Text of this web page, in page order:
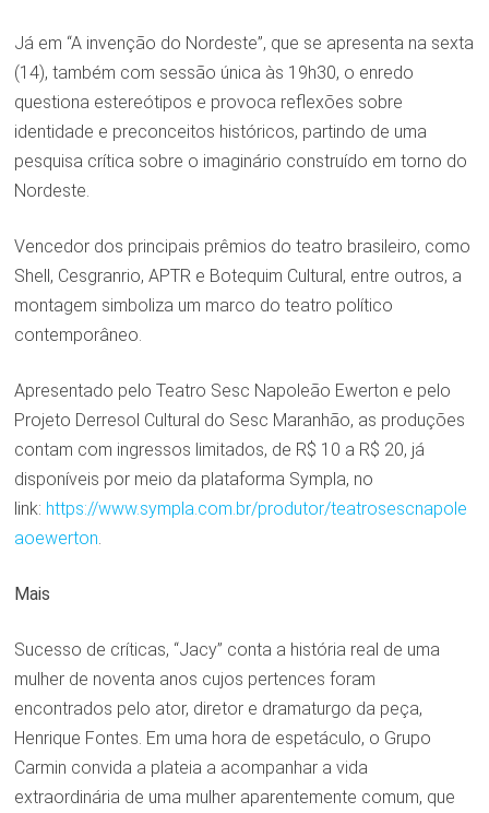
Já em “A invenção do Nordeste”, que se apresenta na sexta
(14), também com sessão única às 19h30, o enredo
questiona estereótipos e provoca reflexões sobre
identidade e preconceitos históricos, partindo de uma
pesquisa crítica sobre o imaginário construído em torno do
Nordeste.
Vencedor dos principais prêmios do teatro brasileiro, como
Shell, Cesgranrio, APTR e Botequim Cultural, entre outros, a
montagem simboliza um marco do teatro político
contemporâneo.
Apresentado pelo Teatro Sesc Napoleão Ewerton e pelo
Projeto Derresol Cultural do Sesc Maranhão, as produções
contam com ingressos limitados, de R$ 10 a R$ 20, já
disponíveis por meio da plataforma Sympla, no
link: https://www.sympla.com.br/produtor/teatrosescnapole
aoewerton.
Mais
Sucesso de críticas, “Jacy” conta a história real de uma
mulher de noventa anos cujos pertences foram
encontrados pelo ator, diretor e dramaturgo da peça,
Henrique Fontes. Em uma hora de espetáculo, o Grupo
Carmin convida a plateia a acompanhar a vida
extraordinária de uma mulher aparentemente comum, que